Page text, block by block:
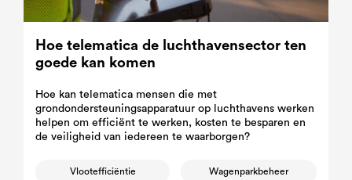
Hoe telematica de luchthavensector ten
goede kan komen
Hoe kan telematica mensen die met
grondondersteuningsapparatuur op luchthavens werken
helpen om efficiënt te werken, kosten te besparen en
de veiligheid van iedereen te waarborgen?
Vlootefficiëntie Wagenparkbeheer